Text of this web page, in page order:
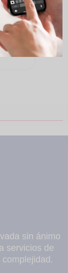
sin ánimo
servicios de